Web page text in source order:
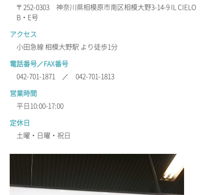
〒252-0303 神奈川県相模原市南区相模大野3-14-9 IL CIELO
B・E号
アクセス
小田急線 相模大野駅 より徒歩1分
電話番号／FAX番号
042-701-1871 ／ 042-701-1813
営業時間
平日10:00-17:00
定休日
土曜・日曜・祝日